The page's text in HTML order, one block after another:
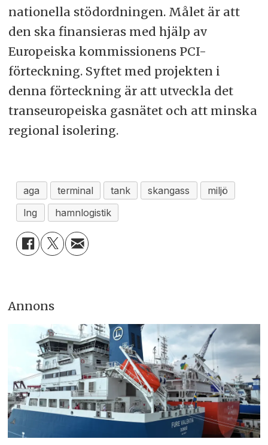
nationella stödordningen. Målet är att
den ska finansieras med hjälp av
Europeiska kommissionens PCI-
förteckning. Syftet med projekten i
denna förteckning är att utveckla det
transeuropeiska gasnätet och att minska
regional isolering.
aga terminal tank skangass
miljö
lng
hamnlogistik
Annons